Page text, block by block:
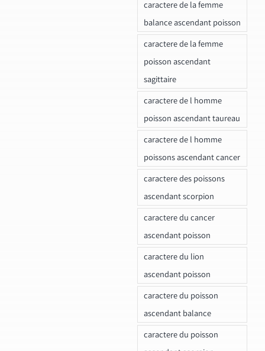
caractere de la femme
balance ascendant poisson
caractere de la femme
poisson ascendant
sagittaire
caractere de l homme
poisson ascendant taureau
caractere de l homme
poissons ascendant cancer
caractere des poissons
ascendant scorpion
caractere du cancer
ascendant poisson
caractere du lion
ascendant poisson
caractere du poisson
ascendant balance
caractere du poisson